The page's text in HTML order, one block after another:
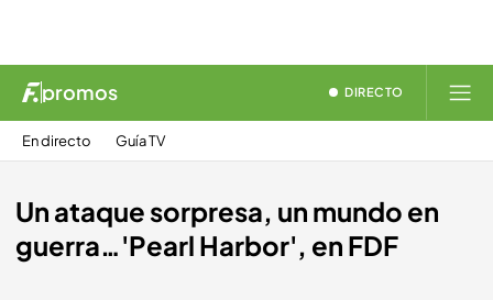
promos DIRECTO
En directo Guía TV
Un ataque sorpresa, un mundo en
guerra…'Pearl Harbor', en FDF